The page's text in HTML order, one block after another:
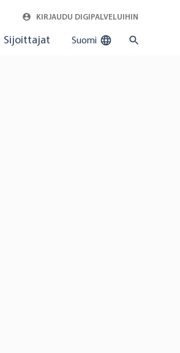
KIRJAUDU DIGIPALVELUIHIN
Sijoittajat Suomi